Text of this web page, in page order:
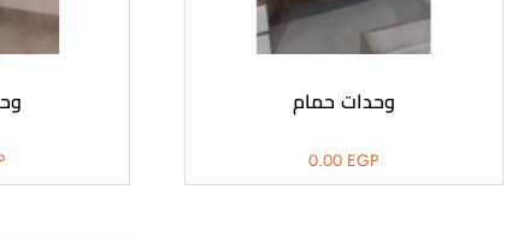
وحدات حمام
0.00 EGP